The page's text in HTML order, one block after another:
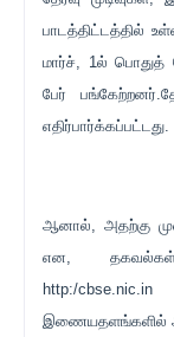
பாடத்திட்டத்தில்
மார்ச், 1ல் பொதுத்
பேர்
எதிர்பார்க்கப்பட்டது.
ஆனால், அதற்கு
என, தகவல்கள்
http:/
இணையதளங்களில்